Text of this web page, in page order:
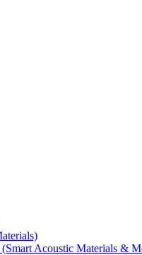
Acoustic Materials &